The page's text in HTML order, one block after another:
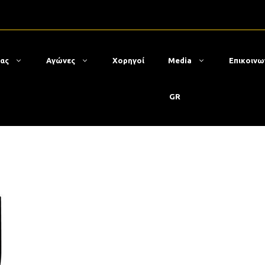
Αγώνες Χορηγοί Media
GR